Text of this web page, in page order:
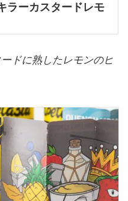
ーカスタードレモ
ドに熟したレモンのヒ